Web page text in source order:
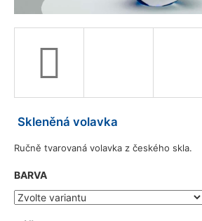
Skleněná volavka
Ručně tvarovaná volavka z českého skla.
BARVA
a
j